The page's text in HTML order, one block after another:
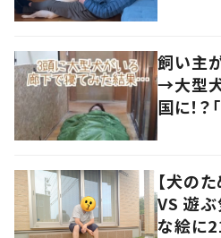
飼い主
→大型
国に！？
【犬の
VS 遊ぶ
な絵に